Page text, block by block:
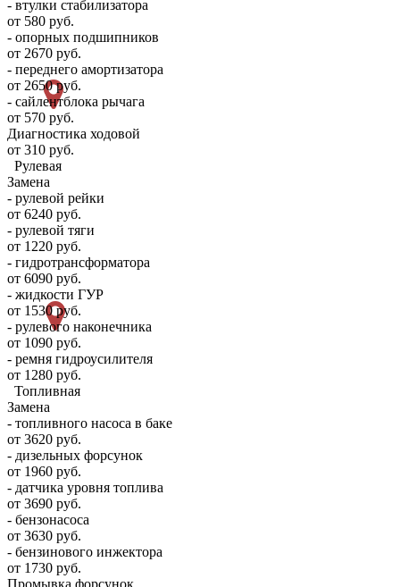
- втулки стабилизатора
от 580 руб.
- опорных подшипников
от 2670 руб.
- переднего амортизатора
от 2650 руб.
- сайлентблока рычага
от 570 руб.
Диагностика ходовой
от 310 руб.
Рулевая
Замена
- рулевой рейки
от 6240 руб.
- рулевой тяги
от 1220 руб.
- гидротрансформатора
от 6090 руб.
- жидкости ГУР
от 1530 руб.
- рулевого наконечника
от 1090 руб.
- ремня гидроусилителя
от 1280 руб.
Топливная
Замена
- топливного насоса в баке
от 3620 руб.
- дизельных форсунок
от 1960 руб.
- датчика уровня топлива
от 3690 руб.
- бензонасоса
от 3630 руб.
- бензинового инжектора
от 1730 руб.
Промывка форсунок